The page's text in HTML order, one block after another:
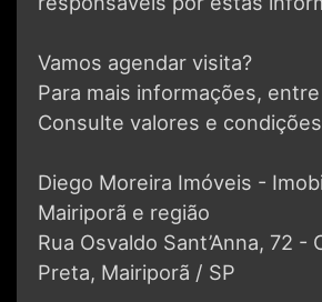
Vamos agendar visita?
Para mais informações,
Consulte valores e
Diego Moreira Imóveis -
Mairiporã e região
Rua Osvaldo Sant’Anna, 72 -
Preta, Mairiporã / SP